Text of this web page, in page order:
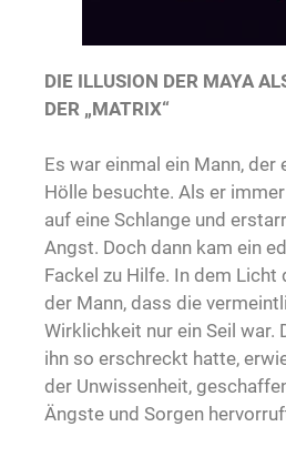
DIE ILLUSION DER MAYA
DER „MATRIX“
Es war einmal ein Mann, der
Hölle besuchte. Als er
auf eine Schlange und
Angst. Doch dann kam ein
Fackel zu Hilfe. In dem Licht
der Mann, dass die
Wirklichkeit nur ein Seil war.
ihn so erschreckt hatte,
der Unwissenheit,
Ängste und Sorgen